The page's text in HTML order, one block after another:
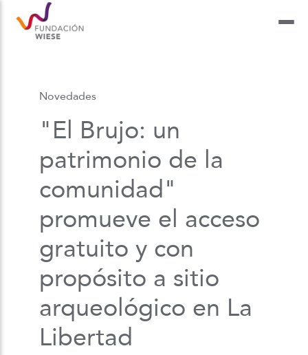
Novedades
"El Brujo: un
patrimonio de la
comunidad"
promueve el acceso
gratuito y con
propósito a sitio
arqueológico en La
Libertad